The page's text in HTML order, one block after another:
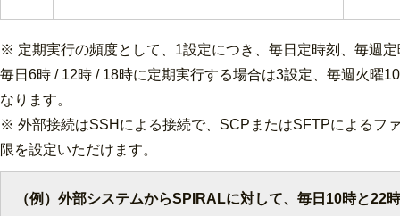
※ 定期実行の頻度として、1設定につき、毎日定時刻、毎週
毎日6時 / 12時 / 18時に定期実行する場合は3設定、毎週火曜
なります。
※ 外部接続はSSHによる接続で、SCPまたはSFTPによるフ
限を設定いただけます。
（例）外部システムからSPIRALに対して、毎日10時と22